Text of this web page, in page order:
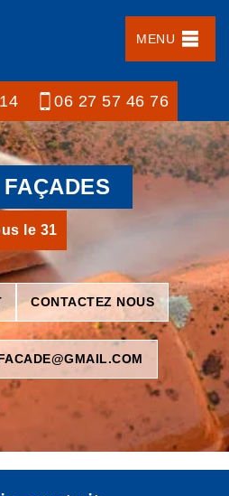
MENU
06 27 57 46 76
le 31
CONTACTEZ NOUS